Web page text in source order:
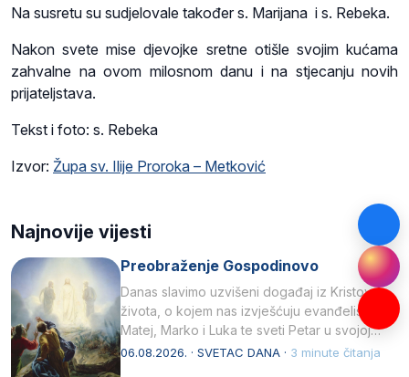
Na susretu su sudjelovale također s. Marijana i s. Rebeka.
Nakon svete mise djevojke sretne otišle svojim kućama
zahvalne na ovom milosnom danu i na stjecanju novih
prijateljstava.
Tekst i foto: s. Rebeka
Izvor: Župa sv. Ilije Proroka – Metković
Najnovije vijesti
Preobraženje Gospodinovo
Danas slavimo uzvišeni događaj iz Kristova
života, o kojem nas izvješćuju evanđelisti
Matej, Marko i Luka te sveti Petar u svojoj
drugoj…
06.08.2026. · SVETAC DANA · 3 minute čitanja